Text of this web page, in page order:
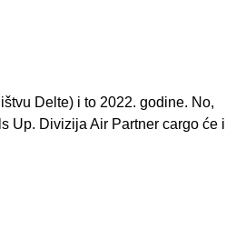
Delte) i to 2022. godine. No,
Up. Divizija Air Partner cargo će i